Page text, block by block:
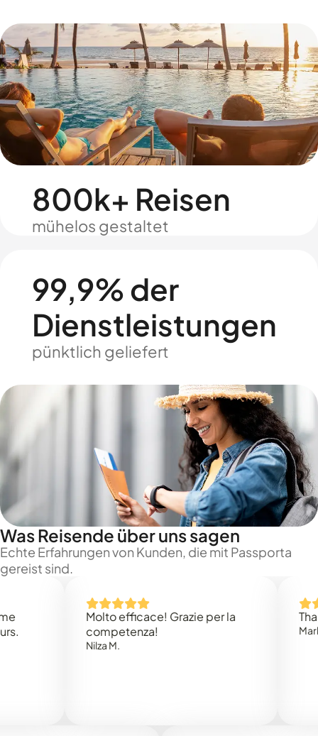
800k+ Reisen
mühelos gestaltet
99,9% der
Dienstleistungen
pünktlich geliefert
Was Reisende über uns sagen
Echte Erfahrungen von Kunden, die mit Passporta
gereist sind.
Molto efficace! Grazie per la
competenza!
Thank